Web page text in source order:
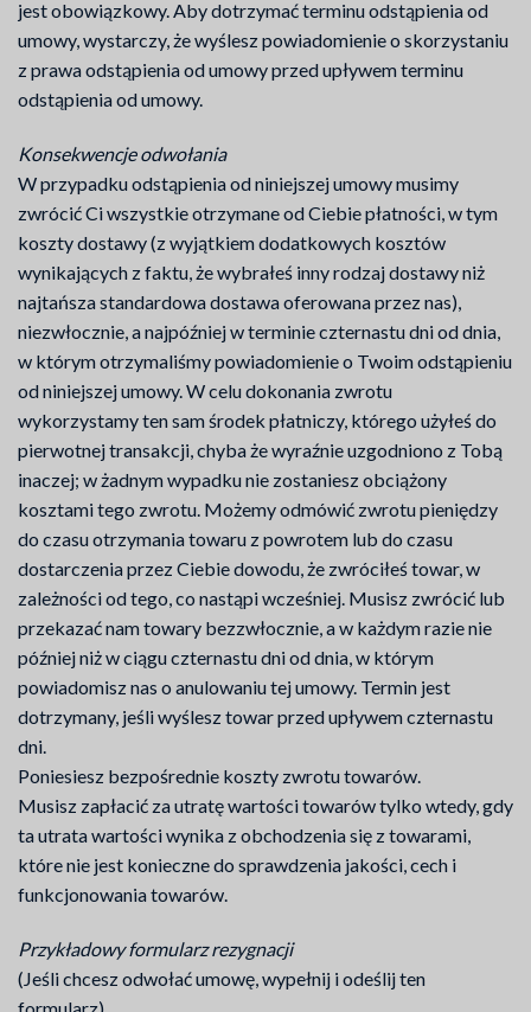
jest obowiązkowy. Aby dotrzymać terminu odstąpienia od
umowy, wystarczy, że wyślesz powiadomienie o skorzystaniu
z prawa odstąpienia od umowy przed upływem terminu
odstąpienia od umowy.
Konsekwencje odwołania
W przypadku odstąpienia od niniejszej umowy musimy
zwrócić Ci wszystkie otrzymane od Ciebie płatności, w tym
koszty dostawy (z wyjątkiem dodatkowych kosztów
wynikających z faktu, że wybrałeś inny rodzaj dostawy niż
najtańsza standardowa dostawa oferowana przez nas),
niezwłocznie, a najpóźniej w terminie czternastu dni od dnia,
w którym otrzymaliśmy powiadomienie o Twoim odstąpieniu
od niniejszej umowy. W celu dokonania zwrotu
wykorzystamy ten sam środek płatniczy, którego użyłeś do
pierwotnej transakcji, chyba że wyraźnie uzgodniono z Tobą
inaczej; w żadnym wypadku nie zostaniesz obciążony
kosztami tego zwrotu. Możemy odmówić zwrotu pieniędzy
do czasu otrzymania towaru z powrotem lub do czasu
dostarczenia przez Ciebie dowodu, że zwróciłeś towar, w
zależności od tego, co nastąpi wcześniej. Musisz zwrócić lub
przekazać nam towary bezzwłocznie, a w każdym razie nie
później niż w ciągu czternastu dni od dnia, w którym
powiadomisz nas o anulowaniu tej umowy. Termin jest
dotrzymany, jeśli wyślesz towar przed upływem czternastu
dni.
Poniesiesz bezpośrednie koszty zwrotu towarów.
Musisz zapłacić za utratę wartości towarów tylko wtedy, gdy
ta utrata wartości wynika z obchodzenia się z towarami,
które nie jest konieczne do sprawdzenia jakości, cech i
funkcjonowania towarów.
Przykładowy formularz rezygnacji
(Jeśli chcesz odwołać umowę, wypełnij i odeślij ten
formularz).